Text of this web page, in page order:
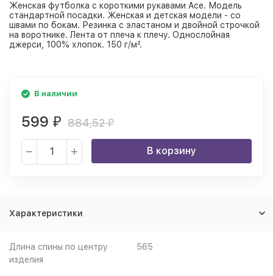
Женская футболка с короткими рукавами Ace. Модель
стандартной посадки. Женская и детская модели - со
швами по бокам. Резинка с эластаном и двойной строчкой
на воротнике. Лента от плеча к плечу. Однослойная
джерси, 100% хлопок. 150 г/м².
В наличии
599 ₽ 884,52₽
В корзину
Характеристики
Длина спины по центру
изделия
565